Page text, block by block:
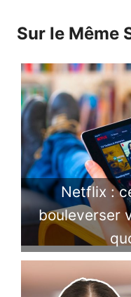
Sur le Même
Netflix :
bouleverser